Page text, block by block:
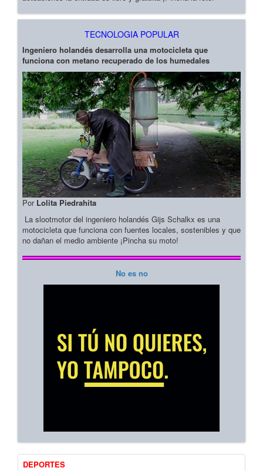
TECNOLOGIA POPULAR
Ingeniero holandés desarrolla una motocicleta que
funciona con metano recuperado de los humedales
Por Lolita Piedrahita
La slootmotor del ingeniero holandés Gijs Schalkx es una
motocicleta que funciona con fuentes locales, sostenibles y que
no dañan el medio ambiente ¡Pincha su moto!
No es no
DEPORTES